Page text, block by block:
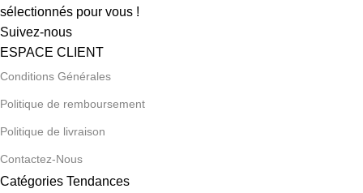
sélectionnés pour vous !
Suivez-nous
ESPACE CLIENT
Conditions Générales
Politique de remboursement
Politique de livraison
Contactez-Nous
Catégories Tendances